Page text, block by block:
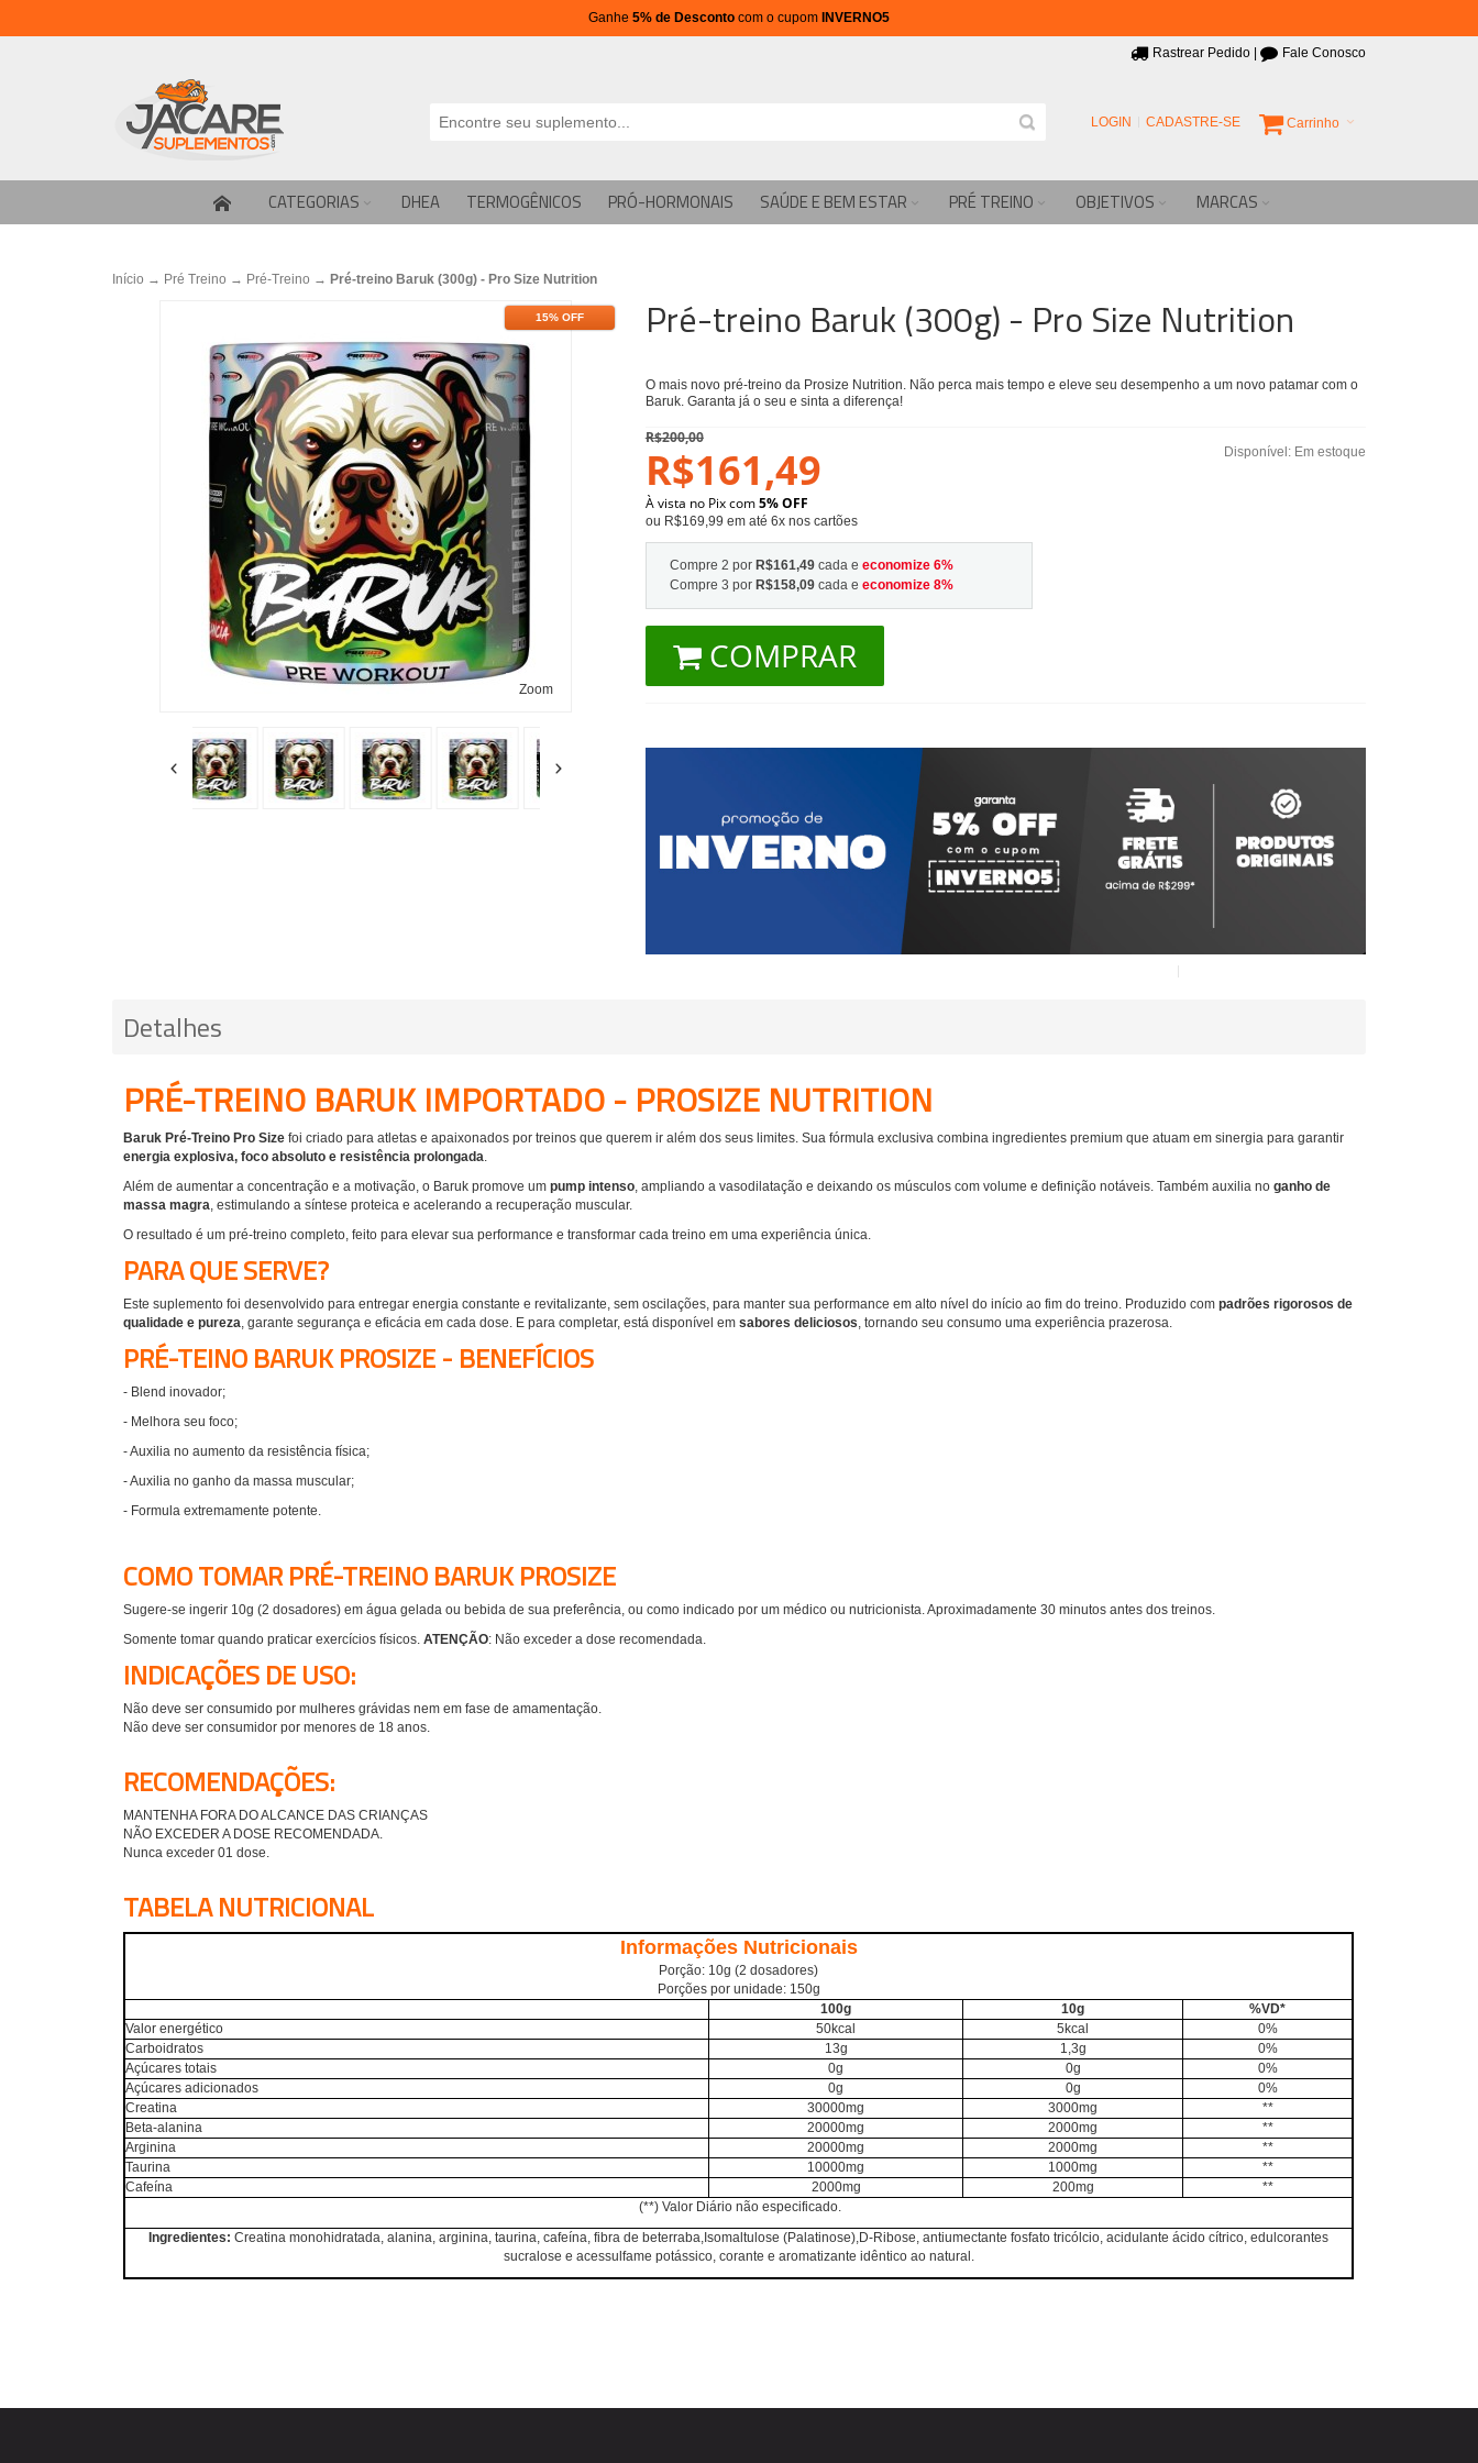
Ganhe 5% de Desconto com o cupom INVERNO5
Rastrear Pedido Fale Conosco
Carrinho
LOGIN CADASTRE-SE
CATEGORIAS DHEA TERMOGÊNICOS PRÓ-HORMONAIS SAÚDE E BEM ESTAR PRÉ TREINO OBJETIVOS MARCAS
Início → Pré Treino → Pré-Treino → Pré-treino Baruk (300g) - Pro Size Nutrition
Zoom
15% OFF Pré-treino Baruk (300g) - Pro Size Nutrition
O mais novo pré-treino da Prosize Nutrition. Não perca mais tempo e eleve seu desempenho a um novo patamar com o
Baruk. Garanta já o seu e sinta a diferença!
Disponível: Em estoque
R$200,00
R$161,49
À vista no Pix com5% OFF
ou R$169,99 em até 6x nos cartões
Compre 2 por R$161,49cada e economize 6%
Compre 3 por R$158,09cada e economize 8%
COMPRAR
Detalhes
PRÉ-TREINO BARUK IMPORTADO - PROSIZE NUTRITION
Baruk Pré-Treino Pro Size foi criado para atletas e apaixonados por treinos que querem ir além dos seus limites. Sua fórmula exclusiva combina ingredientes premium que atuam em sinergia para garantir
energia explosiva, foco absoluto e resistência prolongada.
Além de aumentar a concentração e a motivação, o Baruk promove umpump intenso, ampliando a vasodilatação e deixando os músculos com volume e definição notáveis. Também auxilia noganho de
massa magra, estimulando a síntese proteica e acelerando a recuperação muscular.
O resultado é um pré-treino completo, feito para elevar sua performance e transformar cada treino em uma experiência única.
PARA QUE SERVE?
Este suplemento foi desenvolvido para entregar energia constante e revitalizante, sem oscilações, para manter sua performance em alto nível do início ao fim do treino. Produzido compadrões rigorosos de
qualidade e pureza, garante segurança e eficácia em cada dose. E para completar, está disponível emsabores deliciosos, tornando seu consumo uma experiência prazerosa.
PRÉ-TEINO BARUK PROSIZE- BENEFÍCIOS
- Blend inovador;
- Melhora seu foco;
- Auxilia no aumento da resistência física;
- Auxilia no ganho da massa muscular;
- Formula extremamente potente.
COMO TOMAR PRÉ-TREINO BARUK PROSIZE
Sugere-se ingerir 10g (2 dosadores) em água gelada ou bebida de sua preferência, ou como indicado por um médico ou nutricionista. Aproximadamente 30 minutos antes dos treinos.
Somente tomar quando praticar exercícios físicos.ATENÇÃO: Não exceder a dose recomendada.
INDICAÇÕES DE USO:
Não deve ser consumido por mulheres grávidas nem em fase de amamentação.
Não deve ser consumidor por menores de 18 anos.
RECOMENDAÇÕES:
MANTENHA FORA DO ALCANCE DAS CRIANÇAS
NÃO EXCEDER A DOSE RECOMENDADA.
Nunca exceder 01 dose.
TABELA NUTRICIONAL
Informações Nutricionais
Porção: 10g (2 dosadores)
Porções por unidade: 150g
100g
10g
%VD*
Valor energético
50kcal 5kcal
0%
Carboidratos
13g 1,3g
0%
Açúcares totais
0g 0g
0%
Açúcares adicionados
0g 0g
0%
Creatina
30000mg 3000mg
**
Beta-alanina
20000mg 2000mg
**
Arginina
20000mg 2000mg
**
Taurina
10000mg 1000mg
**
Cafeína
2000mg 200mg
**
(**) Valor Diário não especificado.
Ingredientes:Creatina monohidratada, alanina, arginina, taurina, cafeína, fibra de beterraba,Isomaltulose (Palatinose),D-Ribose, antiumectante fosfato tricólcio, acidulante ácido cítrico, edulcorantes
sucralose e acessulfame potássico, corante e aromatizante idêntico ao natural.